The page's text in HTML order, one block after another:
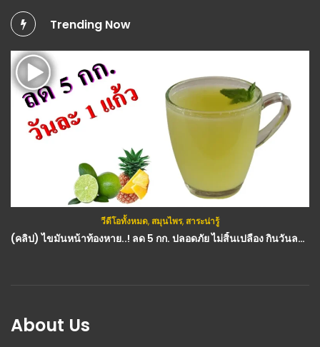
Trending Now
วีดีโอทั้งหมด, สมุนไพร, สาระน่ารู้
(คลิป) ไขมันหน้าท้องหาย..! ลด 5 กก. ปลอดภัย ไม่สิ้นเปลือง กินวันละ 1 แก้ว
About Us